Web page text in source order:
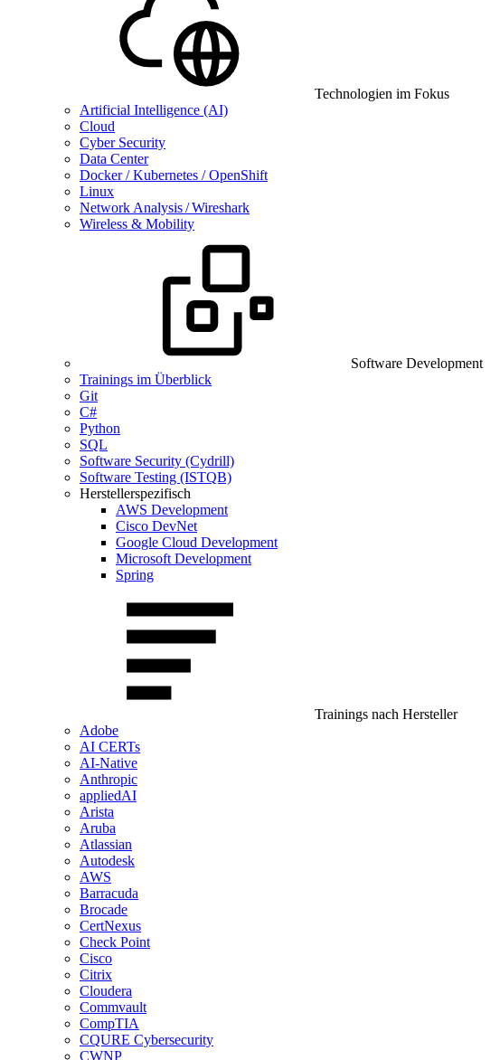
Technologien im Fokus
Artificial Intelligence (AI)
Cloud
Cyber Security
Data Center
Docker / Kubernetes / OpenShift
Linux
Network Analysis / Wireshark
Wireless & Mobility
Software Development
Trainings im Überblick
Git
C#
Python
SQL
Software Security (Cydrill)
Software Testing (ISTQB)
Herstellerspezifisch
AWS Development
Cisco DevNet
Google Cloud Development
Microsoft Development
Spring
Trainings nach Hersteller
Adobe
AI CERTs
AI-Native
Anthropic
appliedAI
Arista
Aruba
Atlassian
Autodesk
AWS
Barracuda
Brocade
CertNexus
Check Point
Cisco
Citrix
Cloudera
Commvault
CompTIA
CQURE Cybersecurity
CWNP